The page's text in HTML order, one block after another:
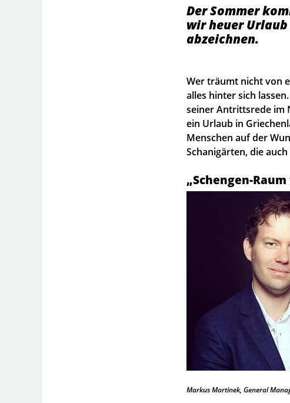
Der Sommer
wir heuer
abzeichnen.
Wer träumt nicht von
alles hinter sich
seiner Antrittsrede im
ein Urlaub in
Menschen auf der
Schanigärten, die
„Schengen-
Markus Martinek, General